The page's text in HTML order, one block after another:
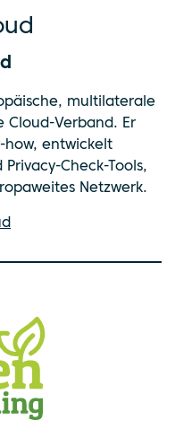
multilaterale
Cloud-Verband. Er
how, entwickelt
Check-Tools,
Netzwerk.